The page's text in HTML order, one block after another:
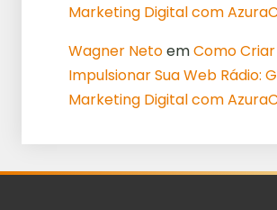
Marketing Digital com
Wagner NetoemComo
Impulsionar Sua Web Rádio:
Marketing Digital com